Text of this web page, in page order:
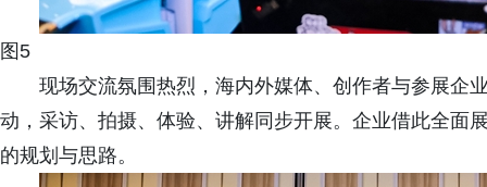
图5
现场交流氛围热烈，海内外媒体、创作者与参展企
动，采访、拍摄、体验、讲解同步开展。企业借此全面
的规划与思路。